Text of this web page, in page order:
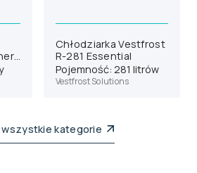
Chłodziarka Vestfrost
R-281 Essential
Pojemność: 281 litrów
Vestfrost Solutions
kategorie